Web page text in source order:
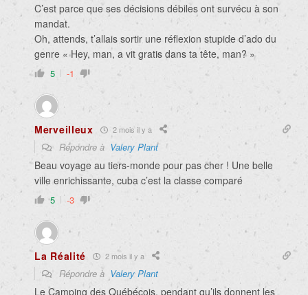
C’est parce que ses décisions débiles ont survécu à son
mandat.
Oh, attends, t’allais sortir une réflexion stupide d’ado du
genre « Hey, man, a vit gratis dans ta tête, man? »
5 -1
Merveilleux 2 mois il y a
Répondre à Valery Plant
Beau voyage au tiers-monde pour pas cher ! Une belle
ville enrichissante, cuba c’est la classe comparé
5 -3
La Réalité 2 mois il y a
Répondre à Valery Plant
Le Camping des Québécois, pendant qu’ils donnent les